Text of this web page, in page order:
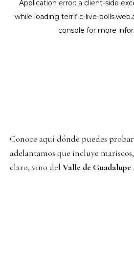
Conoce aquí dónde puedes
adelantamos que incluye
claro, vino del Valle de Guadalupe.